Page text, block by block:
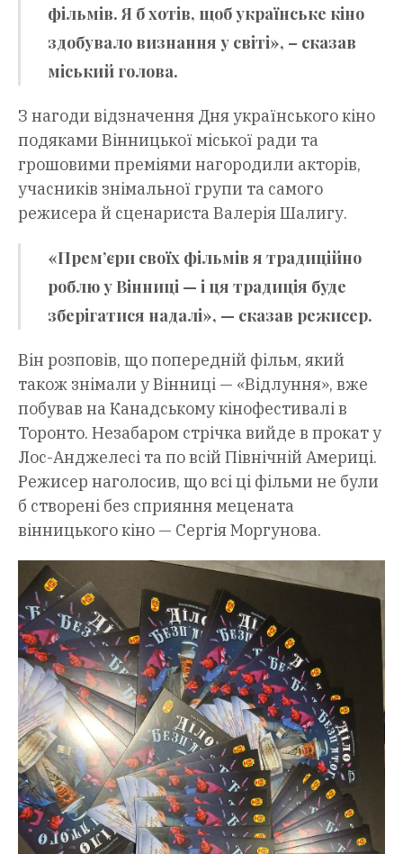
фільмів. Я б хотів, щоб українське кіно
здобувало визнання у світі», – сказав
міський голова.
З нагоди відзначення Дня українського кіно
подяками Вінницької міської ради та
грошовими преміями нагородили акторів,
учасників знімальної групи та самого
режисера й сценариста Валерія Шалигу.
«Прем’єри своїх фільмів я традиційно
роблю у Вінниці — і ця традиція буде
зберігатися надалі», — сказав режисер.
Він розповів, що попередній фільм, який
також знімали у Вінниці — «Відлуння», вже
побував на Канадському кінофестивалі в
Торонто. Незабаром стрічка вийде в прокат у
Лос-Анджелесі та по всій Північній Америці.
Режисер наголосив, що всі ці фільми не були
б створені без сприяння мецената
вінницького кіно — Сергія Моргунова.